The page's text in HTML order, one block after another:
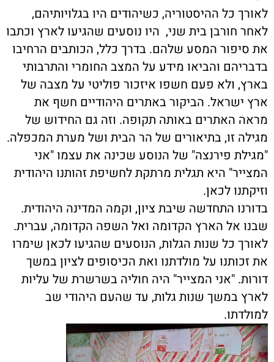
לאורך כל ההיסטוריה, כשיהודים היו בגלויותיהם,
לאחר חורבן בית שני, היו נוסעים שהגיעו לארץ וכתבו
את סיפור המסע שלהם. בדרך כלל, הכותבים הרחיבו
בדבריהם והביאו מידע על המצב החומרי והתרבותי
בארץ, ולא פעם חשפו איזכור פוליטי על מצבה של
ארץ ישראל. הביקור באתרים היהודיים חשף את
מראה האתרים באותה תקופה. וזה גם החידוש של
מגילה זו, בתיאורים של הר הבית ושל מערת המכפלה.
"מגילת פירנצה" של הנוסע שכינה את עצמו "אני
המצייר" היא תגלית מרתקת לחשיפת זהותנו היהודית
וזיקתנו לכאן.
בדורנו התחדשה שיבת ציון, וקמה המדינה היהודית.
שבנו אל הארץ הקדומה ואל השפה הקדומה, עברית.
לאורך כל שנות הגלות, הנוסעים שהגיעו לכאן שימרו
את זכותנו על מולדתנו ואת הכיסופים לציון במשך
דורות. "אני המצייר" היה חוליה בשרשרת של עליות
לארץ במשך שנות גלות, עד שהעם היהודי שב
למולדתו.